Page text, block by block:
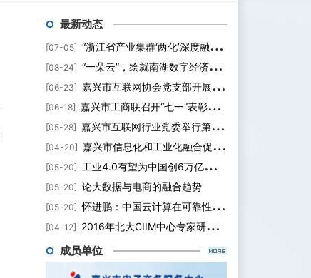
最新动态
[07-05] “浙江省产业集群‘两化’深度融合服务年活动暨嘉兴市两化融合促进中心成立大会”隆重举行
[08-24] “一朵云”，绘就南湖数字经济新未来！
[06-23] 嘉兴市互联网协会党支部开展“学习时代榜样 汲取奋进力量”主题教育党课活动
[06-18] 嘉兴市工商联召开“七一”表彰大会、党组织书记联席会议暨2020年度党员发展对象培训班动员大会
[05-28] 嘉兴市互联网行业党委举行第一次会议 明确2020年重点工作
[04-20] 嘉兴市信息化和工业化融合促进中心召开2020年4月第三周工作周会
[05-20] 工业4.0有望为中国创6万亿元附加值
[05-20] 论大数据与电商的融合趋势
[05-20] 怀进鹏：中国云计算在可靠性、安全性、系统能力方面仍需加强
[04-12] 2016年北大CIIM中心专家研讨会暨中国CIO知识体系发布会圆满落幕
成员单位